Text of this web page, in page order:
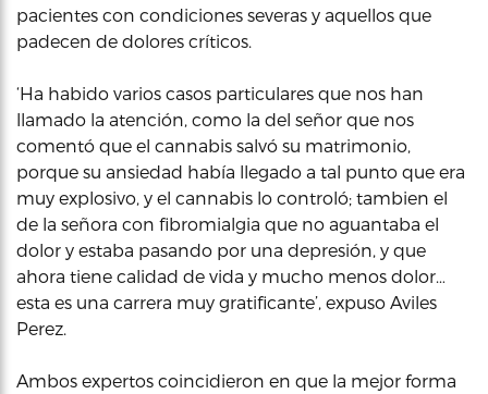
pacientes con condiciones severas y aquellos que
padecen de dolores críticos.
‘Ha habido varios casos particulares que nos han
llamado la atención, como la del señor que nos
comentó que el cannabis salvó su matrimonio,
porque su ansiedad había llegado a tal punto que era
muy explosivo, y el cannabis lo controló; tambien el
de la señora con fibromialgia que no aguantaba el
dolor y estaba pasando por una depresión, y que
ahora tiene calidad de vida y mucho menos dolor…
esta es una carrera muy gratificante’, expuso Aviles
Perez.
Ambos expertos coincidieron en que la mejor forma